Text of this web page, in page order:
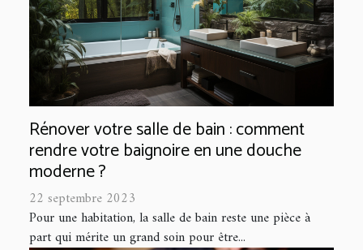
Rénover votre salle de bain : comment
rendre votre baignoire en une douche
moderne ?
22 septembre 2023
Pour une habitation, la salle de bain reste une pièce à
part qui mérite un grand soin pour être...